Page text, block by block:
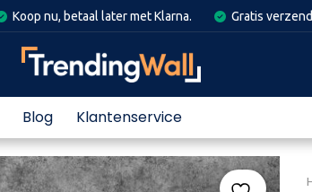
Koop nu, betaal later met Klarna. Gratis
Blog Klantenservice